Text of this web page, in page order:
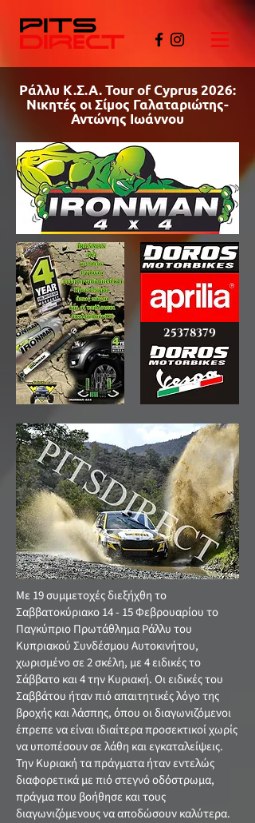
Ράλλυ Κ.Σ.Α. Tour of Cyprus 2026:
Νικητές οι Σίμος Γαλαταριώτης-
Αντώνης Ιωάννου
©PITSDIRECT
25378379
Με 19 συμμετοχές διεξήχθη το
Σαββατοκύριακο 14 - 15 Φεβρουαρίου το
Παγκύπριο Πρωτάθλημα Ράλλυ του
Κυπριακού Συνδέσμου Αυτοκινήτου,
χωρισμένο σε 2 σκέλη, με 4 ειδικές το
Σάββατο και 4 την Κυριακή. Οι ειδικές του
Σαββάτου ήταν πιό απαιτητικές λόγο της
βροχής και λάσπης, όπου οι διαγωνιζόμενοι
έπρεπε να είναι ιδιαίτερα προσεκτικοί χωρίς
να υποπέσουν σε λάθη και εγκαταλείψεις.
Την Κυριακή τα πράγματα ήταν εντελώς
διαφορετικά με πιό στεγνό οδόστρωμα,
πράγμα που βοήθησε και τους
διαγωνιζόμενους να αποδώσουν καλύτερα.